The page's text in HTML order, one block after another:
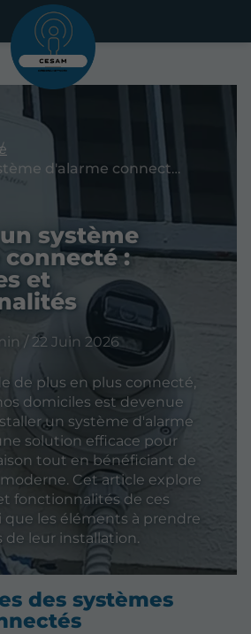
Installer un système d'alarme connecté : avantages et fonctionnalités
système
:
et
/ 22 Juin 2026
de plus en plus connecté,
domiciles est devenue
un système d'alarme
solution efficace pour
tout en bénéficiant de
Cet article explore
fonctionnalités de ces
que les éléments à prendre
de leur installation.
des systèmes